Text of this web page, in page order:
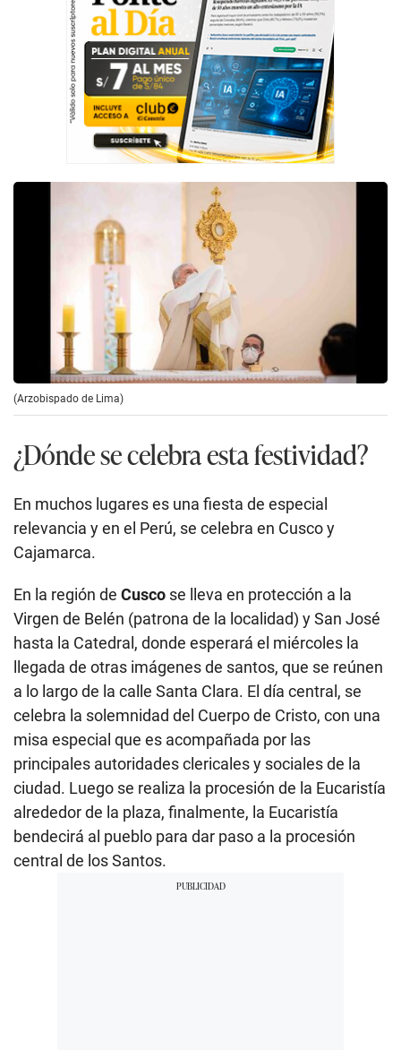
(Arzobispado de Lima)
¿Dónde se celebra esta festividad?
En muchos lugares es una fiesta de especial
relevancia y en el Perú, se celebra en Cusco y
Cajamarca.
En la región de Cusco se lleva en protección a la
Virgen de Belén (patrona de la localidad) y San José
hasta la Catedral, donde esperará el miércoles la
llegada de otras imágenes de santos, que se reúnen
a lo largo de la calle Santa Clara. El día central, se
celebra la solemnidad del Cuerpo de Cristo, con una
misa especial que es acompañada por las
principales autoridades clericales y sociales de la
ciudad. Luego se realiza la procesión de la Eucaristía
alrededor de la plaza, finalmente, la Eucaristía
bendecirá al pueblo para dar paso a la procesión
central de los Santos.